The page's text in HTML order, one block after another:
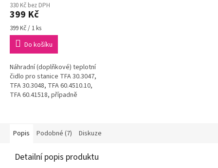
330 Kč bez DPH
399 Kč
Měrná
cena:
399 Kč / 1 ks
Do košíku
Náhradní (doplňkové) teplotní
čidlo pro stanice TFA 30.3047,
TFA 30.3048, TFA 60.4510.10,
TFA 60.41518, případně
Popis Podobné (7) Diskuze
Detailní popis produktu